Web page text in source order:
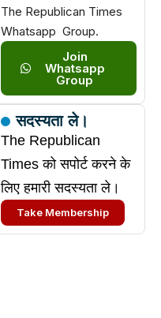
The Republican Times
Whatsapp Group.
Join
Whatsapp
Group
सदस्यता ले।
The Republican
Times को सपोर्ट करने के
लिए हमारी सदस्यता ले।
Take Membership